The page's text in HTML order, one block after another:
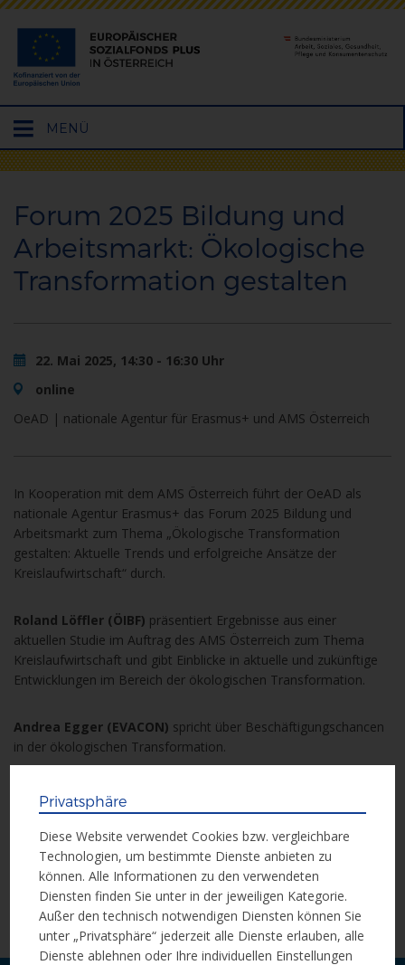
Hauptmenü
öffnen
MENÜ
Forum 2025 Bildung und
Arbeitsmarkt: Ökologische
Transformation gestalten
22. Mai 2025, 14:30 - 16:30 Uhr
online
OeAD | nationale Agentur für Erasmus+ und AMS Österreich
In Kooperation mit dem AMS Österreich führt der OeAD als
nationale Agentur Erasmus+ das Forum 2025 Bildung und
Arbeitsmarkt zum Thema „Ökologische Transformation
gestalten: Aktuelle Trends und erfolgreiche Ansätze der
Kreislaufwirtschaft“ durch.
Roland Löffler (ÖIBF) präsentiert Ergebnisse aus einer
aktuellen Studie im Auftrag des AMS Österreich zum Thema
Kreislaufwirtschaft und gibt Einblicke in aktuelle und zukünftige
Entwicklungen im Bereich der ökologischen Transformation.
Andrea Egger (EVACON) spricht über Beschäftigungschancen
in der ökologischen Transformation.
Emma Brösel und Daniel Holzer (bit
management)informieren über das Erasmus+ Projekt
CASCADE, welches auf die Qualifizierung von KMU für
nachhaltige Transformation fokussiert.
Weitere Infos zu Programm und Anmeldung gibt es auf der
Website des OeAD.
Privatsphäre
Diese Website verwendet Cookies bzw. vergleichbare
Technologien, um bestimmte Dienste anbieten zu
können. Alle Informationen zu den verwendeten
Diensten finden Sie unter in der jeweiligen Kategorie.
Außer den technisch notwendigen Diensten können Sie
unter „Privatsphäre“ jederzeit alle Dienste erlauben, alle
Dienste ablehnen oder Ihre individuellen Einstellungen